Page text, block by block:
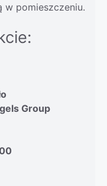
w pomieszczeniu.
Group